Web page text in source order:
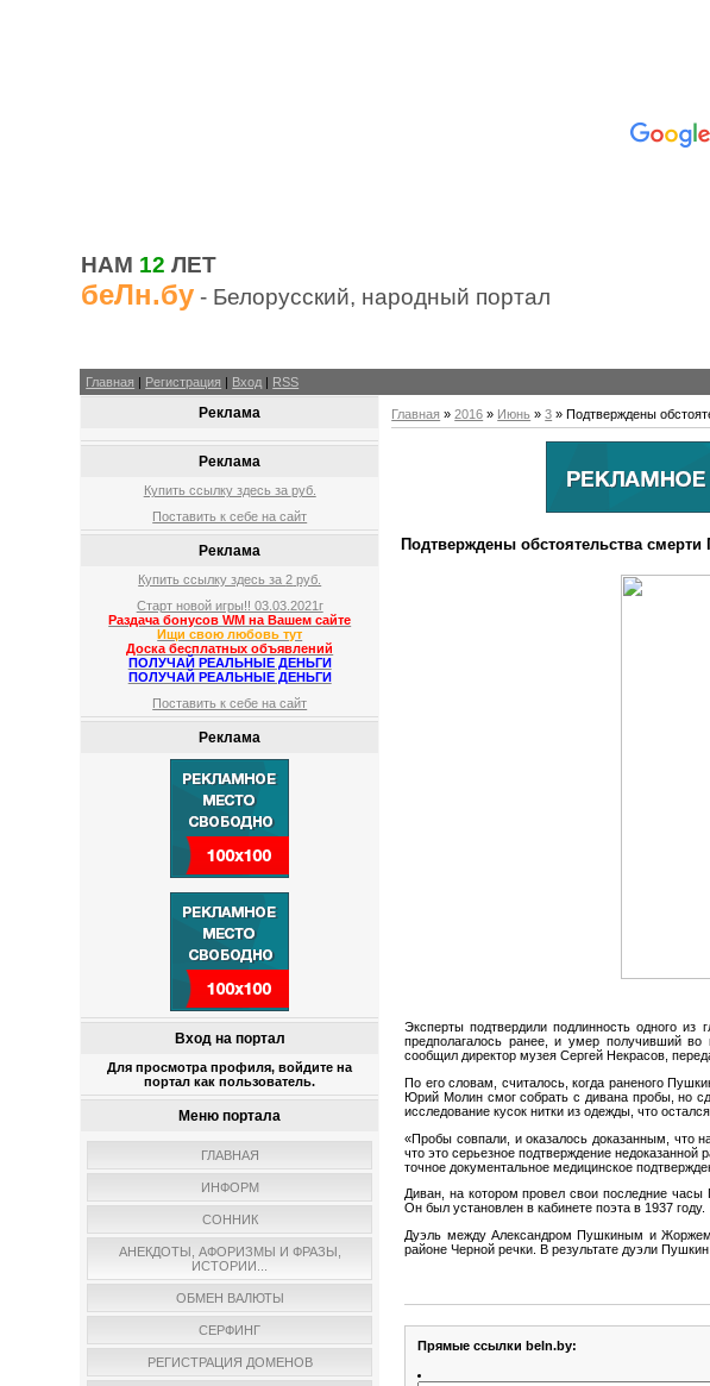
НАМ 12 ЛЕТ
беЛн.бу - Белорусский, народный портал
Главная | Регистрация | Вход | RSS
Реклама
Реклама
Купить ссылку здесь за руб.
Поставить к себе на сайт
Реклама
Купить ссылку здесь за2 руб.
Старт новой игры!! 03.03.2021г
Раздача бонусов WM на Вашем сайте
Ищи свою любовь тут
Доска бесплатных объявлений
ПОЛУЧАЙ РЕАЛЬНЫЕ ДЕНЬГИ
ПОЛУЧАЙ РЕАЛЬНЫЕ ДЕНЬГИ
Поставить к себе на сайт
Реклама
Вход на портал
Для просмотра профиля, войдите на
портал как пользователь.
Меню портала
ГЛАВНАЯ
ИНФОРМ
СОННИК
АНЕКДОТЫ, АФОРИЗМЫ И ФРАЗЫ,
ИСТОРИИ...
ОБМЕН ВАЛЮТЫ
СЕРФИНГ
РЕГИСТРАЦИЯ ДОМЕНОВ
Главная »2016 » Июнь » 3 » Подтверждены
Подтверждены обстоятельства смерти
Эксперты подтвердили подлинность одного
предполагалось ранее, и умер получивший
сообщил директор музея Сергей Некрасов,
По его словам, считалось, когда раненого
Юрий Молин смог собрать с дивана пробы, но
исследование кусок нитки из одежды, что
«Пробы совпали, и оказалось доказанным, что
что это серьезное подтверждение
точное документальное медицинское
Диван, на котором провел свои последние
Он был установлен в кабинете поэта в 1937 году.
Дуэль между Александром Пушкиным и Жоржем
районе Черной речки. В результате дуэли
Прямые ссылки beln.by: